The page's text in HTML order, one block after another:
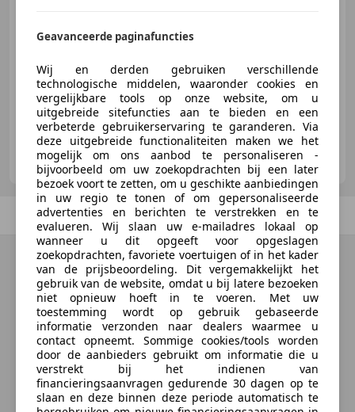
07/2015 63.811 km Benzine 390 kW (530 PK)
Sportgarage Auto Hellenbrand
NL-6442 PL BRUNSSUM
Vorige 1/1 Volgende
Geavanceerde paginafuncties
Wij en derden gebruiken verschillende
technologische middelen, waaronder cookies en
vergelijkbare tools op onze website, om u
uitgebreide sitefuncties aan te bieden en een
verbeterde gebruikerservaring te garanderen. Via
deze uitgebreide functionaliteiten maken we het
mogelijk om ons aanbod te personaliseren -
bijvoorbeeld om uw zoekopdrachten bij een later
bezoek voort te zetten, om u geschikte aanbiedingen
in uw regio te tonen of om gepersonaliseerde
advertenties en berichten te verstrekken en te
evalueren. Wij slaan uw e-mailadres lokaal op
wanneer u dit opgeeft voor opgeslagen
zoekopdrachten, favoriete voertuigen of in het kader
van de prijsbeoordeling. Dit vergemakkelijkt het
gebruik van de website, omdat u bij latere bezoeken
niet opnieuw hoeft in te voeren. Met uw
toestemming wordt op gebruik gebaseerde
informatie verzonden naar dealers waarmee u
contact opneemt. Sommige cookies/tools worden
door de aanbieders gebruikt om informatie die u
verstrekt bij het indienen van
financieringsaanvragen gedurende 30 dagen op te
slaan en deze binnen deze periode automatisch te